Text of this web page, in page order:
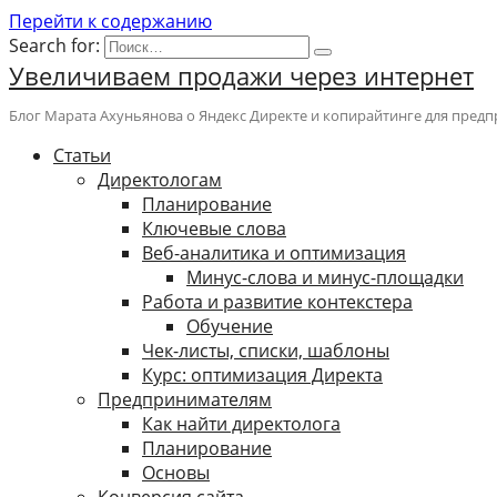
Перейти к содержанию
Search for:
Увеличиваем продажи через интернет
Блог Марата Ахуньянова о Яндекс Директе и копирайтинге для
Cтатьи
Директологам
Планирование
Ключевые слова
Веб-аналитика и оптимизация
Минус-слова и минус-площадки
Работа и развитие контекстера
Обучение
Чек-листы, списки, шаблоны
Курс: оптимизация Директа
Предпринимателям
Как найти директолога
Планирование
Основы